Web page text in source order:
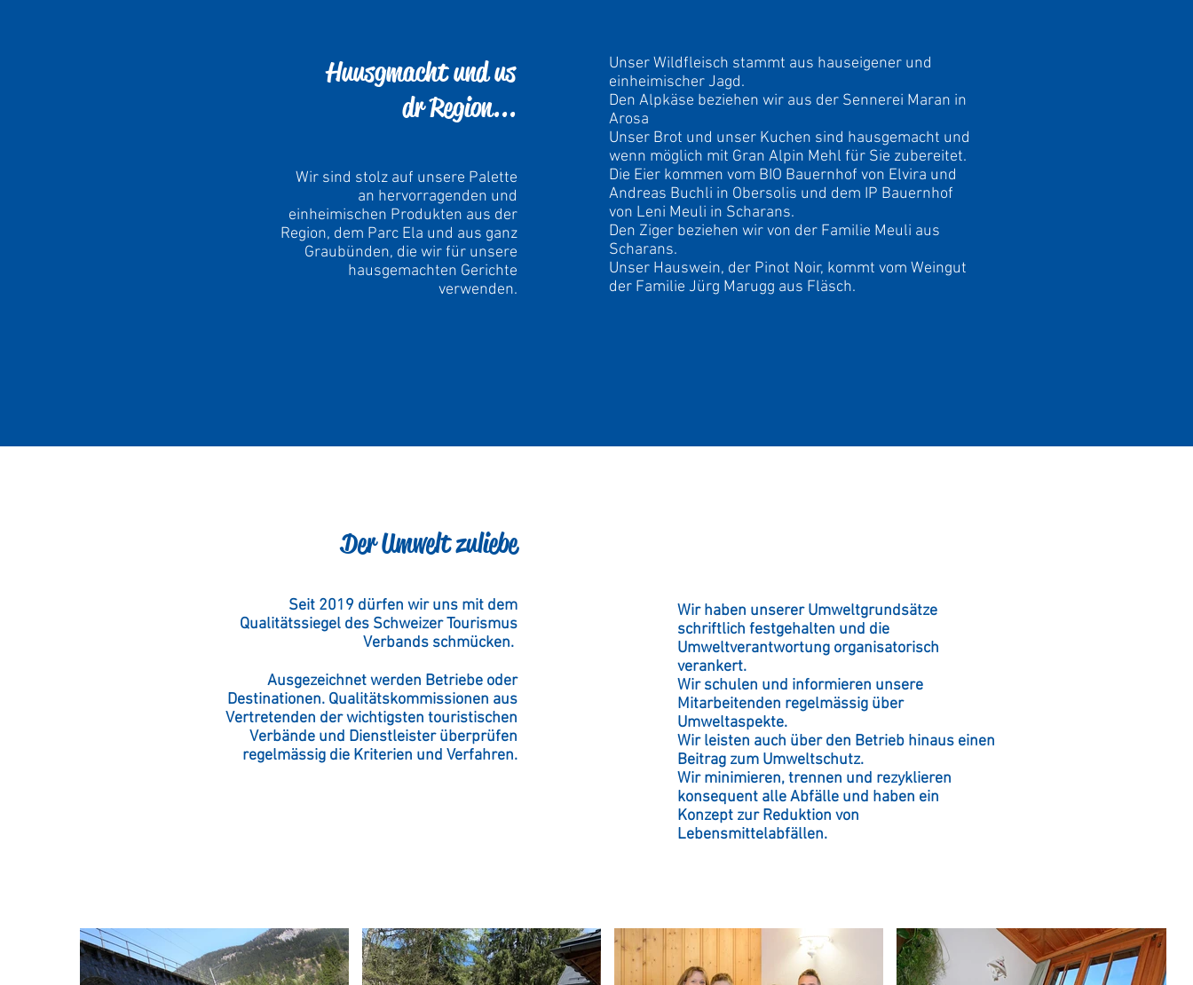
Huusgmacht und us
dr Region...
Wir sind stolz auf unsere Palette
an hervorragenden und
einheimischen Produkten aus der
Region, dem Parc Ela und aus ganz
Graubünden, die wir für unsere
hausgemachten Gerichte
verwenden.
Unser Wildfleisch stammt aus hauseigener und
einheimischer Jagd.
Den Alpkäse beziehen wir aus der Sennerei Maran in
Arosa
Unser Brot und unser Kuchen sind hausgemacht und
wenn möglich mit Gran Alpin Mehl für Sie zubereitet.
Die Eier kommen vom BIO Bauernhof von Elvira und
Andreas Buchli in Obersolis und dem IP Bauernhof
von Leni Meuli in Scharans.
Den Ziger beziehen wir von der Familie Meuli aus
Scharans.
Unser Hauswein, der Pinot Noir, kommt vom Weingut
der Familie Jürg Marugg aus Fläsch.
Der Umwelt zuliebe
Seit 2019 dürfen wir uns mit dem
Qualitätssiegel des Schweizer Tourismus
Verbands schmücken.
Ausgezeichnet werden Betriebe oder
Destinationen. Qualitätskommissionen aus
Vertretenden der wichtigsten touristischen
Verbände und Dienstleister überprüfen
regelmässig die Kriterien und Verfahren.
Wir haben unserer Umweltgrundsätze
schriftlich festgehalten und die
Umweltverantwortung organisatorisch
verankert.
Wir schulen und informieren unsere
Mitarbeitenden regelmässig über
Umweltaspekte.
Wir leisten auch über den Betrieb hinaus einen
Beitrag zum Umweltschutz.
Wir minimieren, trennen und rezyklieren
konsequent alle Abfälle und haben ein
Konzept zur Reduktion von
Lebensmittelabfällen.